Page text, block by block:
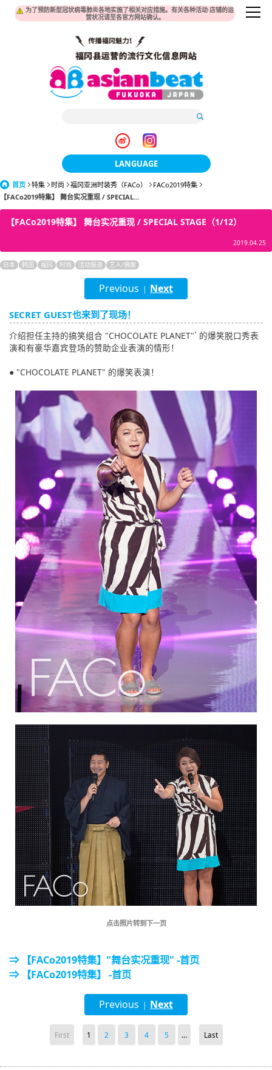
为了预防新型冠状病毒肺炎各地实施了相关对应措施。有关各种活动·店铺的运
营状况请至各官方网站确认。
LANGUAGE
日本語
한국어
繁體中文
English
ภาษาไทย
tiéng Viêt
首页 特集 时尚 福冈亚洲时装秀（FACo）
FACo2019特集
【FACo2019特集】 舞台实况重现 / SPECIAL...
【FACo2019特集】 舞台实况重现 / SPECIAL STAGE（1/12）
2019.04.25
日本 韩国 福冈 时尚 活动报道 艺人/偶像
Previous | Next
SECRET GUEST也来到了现场！
介绍担任主持的搞笑组合 "CHOCOLATE PLANET"` 的爆笑脱口秀表
演和有豪华嘉宾登场的赞助企业表演的情形！
● "CHOCOLATE PLANET" 的爆笑表演！
点击照片转到下一页
⇒ 【FACo2019特集】"舞台实况重现" -首页
⇒ 【FACo2019特集】 -首页
Previous | Next
First 1 2 3 4 5 ... Last